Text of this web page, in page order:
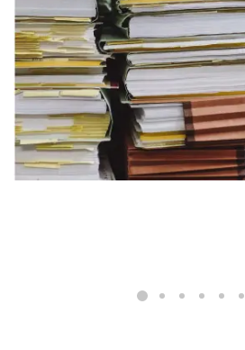
Auditorias